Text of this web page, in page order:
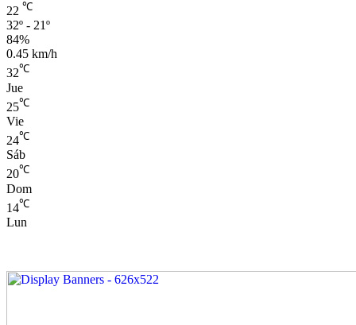
22 ℃
32º - 21º
84%
0.45 km/h
32℃
Jue
25℃
Vie
24℃
Sáb
20℃
Dom
14℃
Lun